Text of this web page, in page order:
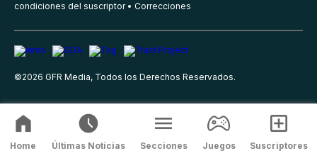
condiciones del suscriptor
Correcciones
©2026 GFR Media, Todos los Derechos Reservados.
Home Últimas Noticias Secciones Juegos Suscriptores